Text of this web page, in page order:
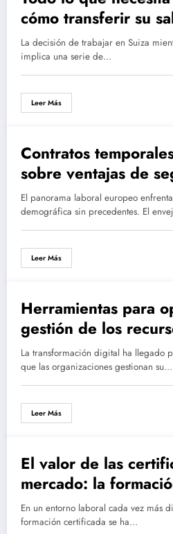
cómo transferir su
Francia desde
La decisión de trabajar en Suiza
implica una serie de…
Leer Más
Contratos
sobre ventajas de
claves para el éxito
El panorama laboral europeo
demográfica sin precedentes. El
Leer Más
Herramientas para
gestión de los
para desarrollar su
del registro de
La transformación digital ha llegado
que las organizaciones gestionan su…
Leer Más
El valor de las
mercado: la
competitiva
En un entorno laboral cada vez más
formación certificada se ha…